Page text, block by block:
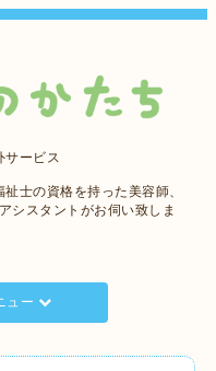
ービス
士の資格を持った美容師、
シスタントがお伺い致しま
ュー